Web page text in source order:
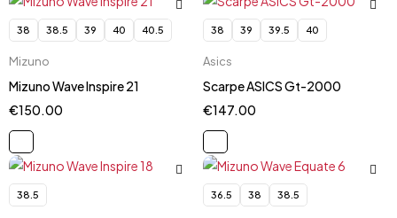
38 38.5 39 40 40.5
Mizuno
Mizuno Wave Inspire 21
€150.00
38 39 39.5 40
Asics
Scarpe ASICS Gt-2000
€147.00
38.5 36.5 38 38.5